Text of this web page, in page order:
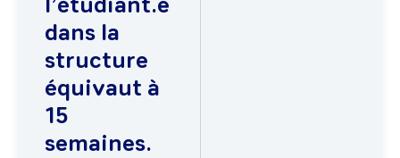
dans la
structure
équivaut à
15
semaines.